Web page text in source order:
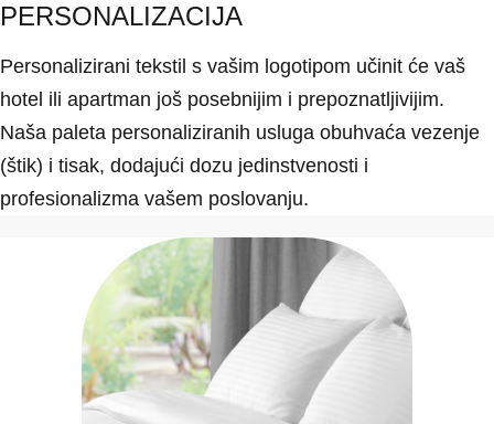
PERSONALIZACIJA
Personalizirani tekstil s vašim logotipom učinit će vaš
hotel ili apartman još posebnijim i prepoznatljivijim.
Naša paleta personaliziranih usluga obuhvaća vezenje
(štik) i tisak, dodajući dozu jedinstvenosti i
profesionalizma vašem poslovanju.